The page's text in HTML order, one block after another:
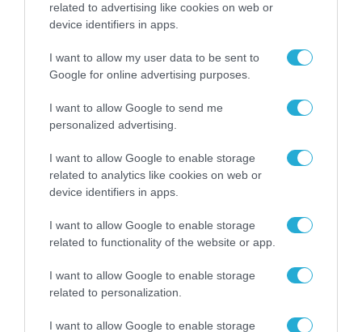
related to advertising like cookies on web or
device identifiers in apps.
I want to allow my user data to be sent to
Google for online advertising purposes.
I want to allow Google to send me
personalized advertising.
I want to allow Google to enable storage
related to analytics like cookies on web or
device identifiers in apps.
I want to allow Google to enable storage
related to functionality of the website or app.
I want to allow Google to enable storage
related to personalization.
I want to allow Google to enable storage
Mundial2026: Το ομορφότερο
γκολ το έβαλε μια σάλτσα
Απ'όλες τις ειδήσεις που παρήγαγε το φετινό
Παγκόσμιο Κύπελλο Ποδοσφαίρου, οι περισσότερες
δυσάρεστες για τον θεσμό που το διοργανώνει, τη
του dressing που έγινε σοσιαλμηντιακό φαινόμενο
και προκάλεσε στους φίλαθλους από συγκίνηση
αεροδρόμια.
Βίβιαν Ευθυμιοπούλου
Κυριακή 19 Ιουλίου 2026